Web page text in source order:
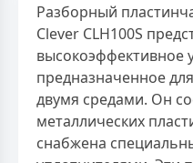
Разборный
Clever CLH100S
высокоэффективное
предназначенное
двумя средами. Он
металлических
снабжена